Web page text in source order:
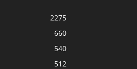
2275
660
540
512